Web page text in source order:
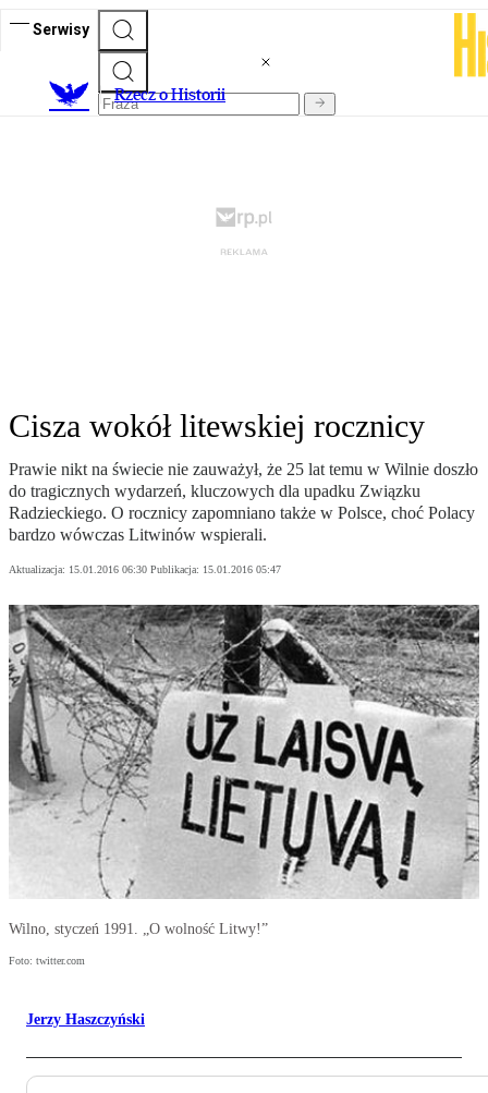
Serwisy
Rzecz o Historii
Cisza wokół litewskiej rocznicy
Prawie nikt na świecie nie zauważył, że 25 lat temu w Wilnie doszło
do tragicznych wydarzeń, kluczowych dla upadku Związku
Radzieckiego. O rocznicy zapomniano także w Polsce, choć Polacy
bardzo wówczas Litwinów wspierali.
Aktualizacja: 15.01.2016 06:30 Publikacja: 15.01.2016 05:47
Wilno, styczeń 1991. „O wolność Litwy!”
Foto: twitter.com
Jerzy Haszczyński